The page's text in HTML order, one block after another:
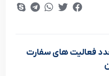
فعالیت های سفارت